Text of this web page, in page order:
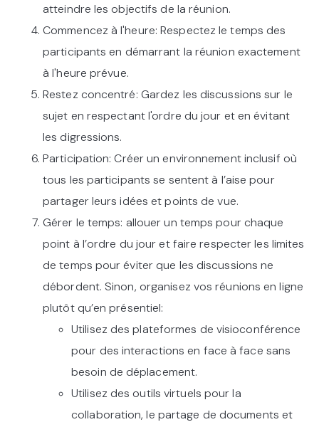
atteindre les objectifs de la réunion.
Commencez à l'heure: Respectez le temps des
participants en démarrant la réunion exactement
à l'heure prévue.
Restez concentré: Gardez les discussions sur le
sujet en respectant l'ordre du jour et en évitant
les digressions.
Participation: Créer un environnement inclusif où
tous les participants se sentent à l’aise pour
partager leurs idées et points de vue.
Gérer le temps: allouer un temps pour chaque
point à l’ordre du jour et faire respecter les limites
de temps pour éviter que les discussions ne
débordent. Sinon, organisez vos réunions en ligne
plutôt qu’en présentiel:
Utilisez des plateformes de visioconférence
pour des interactions en face à face sans
besoin de déplacement.
Utilisez des outils virtuels pour la
collaboration, le partage de documents et